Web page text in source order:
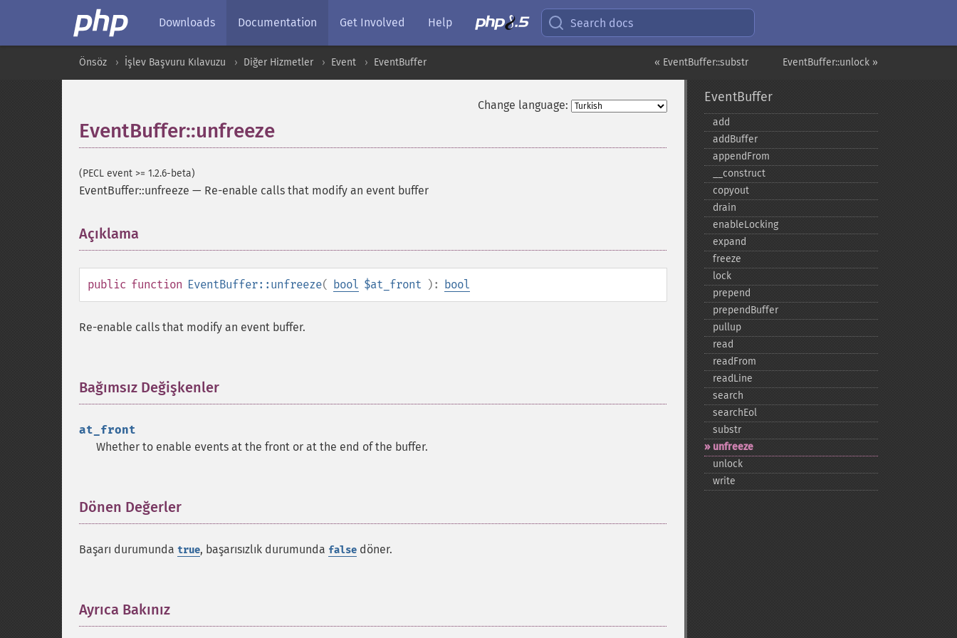
Downloads Documentation Get Involved Help Search docs
EventBuffer::unlock »
« EventBuffer::substr
Önsöz İşlev Başvuru Kılavuzu Diğer Hizmetler Event EventBuffer
Change language:
EventBuffer::unfreeze
(PECL event >= 1.2.6-beta)
EventBuffer::unfreeze — Re-enable calls that modify an event buffer
Açıklama
public function EventBuffer::unfreeze( bool $at_front ): bool
Re-enable calls that modify an event buffer.
Bağımsız Değişkenler
at_front
Whether to enable events at the front or at the end of the buffer.
Dönen Değerler
Başarı durumunda true, başarısızlık durumunda false döner.
Ayrıca Bakınız
EventBuffer
add
addBuffer
appendFrom
_​_​construct
copyout
drain
enableLocking
expand
freeze
lock
prepend
prependBuffer
pullup
read
readFrom
readLine
search
searchEol
substr
unfreeze
unlock
write